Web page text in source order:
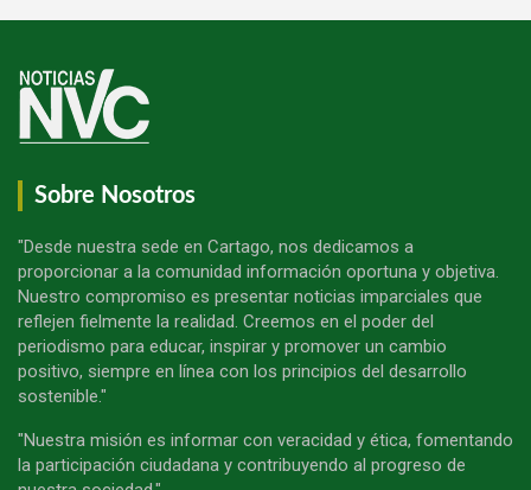
Sobre Nosotros
"Desde nuestra sede en Cartago, nos dedicamos a
proporcionar a la comunidad información oportuna y objetiva.
Nuestro compromiso es presentar noticias imparciales que
reflejen fielmente la realidad. Creemos en el poder del
periodismo para educar, inspirar y promover un cambio
positivo, siempre en línea con los principios del desarrollo
sostenible."
"Nuestra misión es informar con veracidad y ética, fomentando
la participación ciudadana y contribuyendo al progreso de